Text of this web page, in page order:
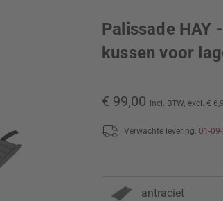
Palissade HAY
kussen voor
€ 99,00 incl. BTW, excl. €
Verwachte levering: 01-
antraciet